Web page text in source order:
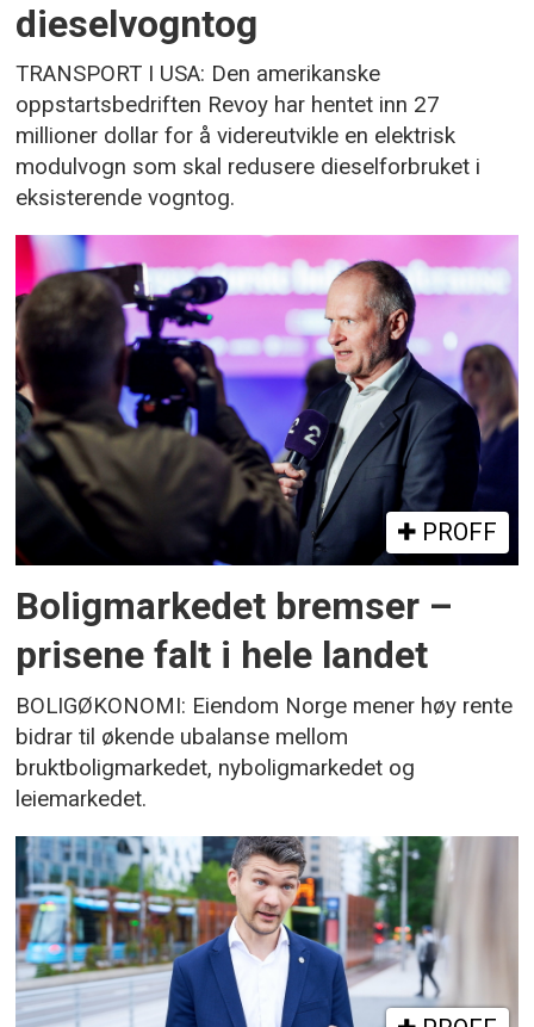
dieselvogntog
TRANSPORT I USA: Den amerikanske
oppstartsbedriften Revoy har hentet inn 27
millioner dollar for å videreutvikle en elektrisk
modulvogn som skal redusere dieselforbruket i
eksisterende vogntog.
PROFF
Boligmarkedet bremser –
prisene falt i hele landet
BOLIGØKONOMI: Eiendom Norge mener høy rente
bidrar til økende ubalanse mellom
bruktboligmarkedet, nyboligmarkedet og
leiemarkedet.